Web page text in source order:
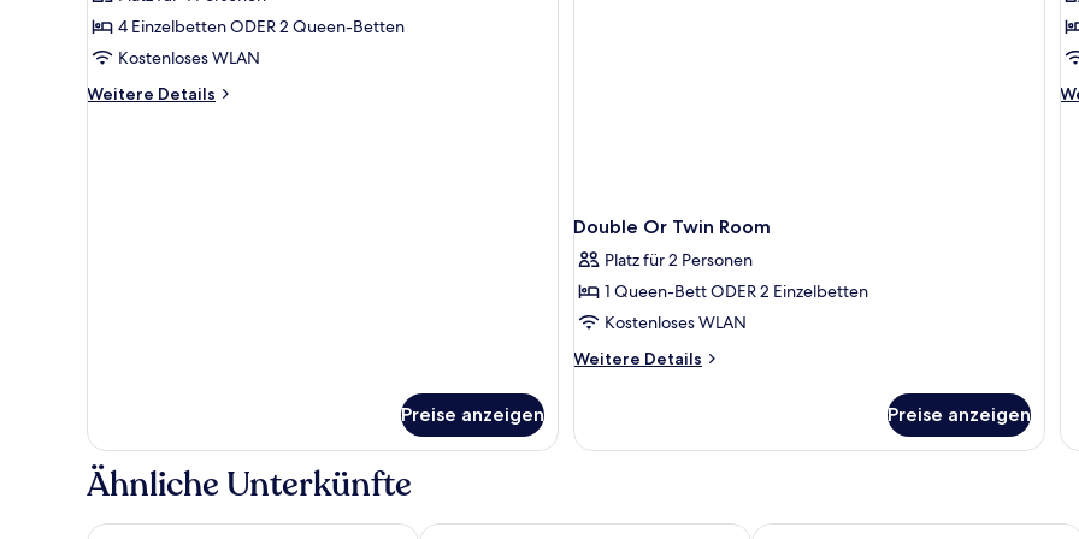
Deluxe
Family
Room
4 Einzelbetten ODER 2 Queen-Betten
Kostenloses WLAN
Weitere Details
Weitere
Preise anzeigen
Double Or Twin Room
Platz für 2 Personen
1 Queen-Bett ODER 2 Einzelbetten
Kostenloses WLAN
Weitere Details
Weitere
Or
Preise anzeigen
Ähnliche Unterkünfte